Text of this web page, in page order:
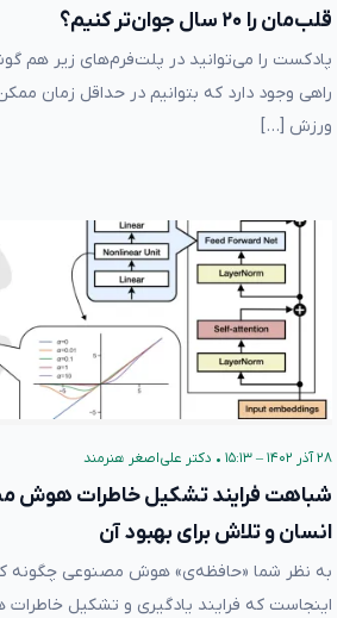
قلب‌مان را ۲۰ سال جوان‌تر کنیم؟
پادکست را می‌توانید در پلت‌فرم‌های زیر هم
راهی وجود دارد که بتوانیم در حداقل زمان
ورزش […]
۲۸ آذر ۱۴۰۲ – ۱۵:۱۳ • دکتر علی‌اصغر هنرمند
شباهت فرایند تشکیل خاطرات هوش
انسان و تلاش برای بهبود آن
به نظر شما «حافظه‌ی» هوش مصنوعی چگونه
اینجاست که فرایند یادگیری و تشکیل